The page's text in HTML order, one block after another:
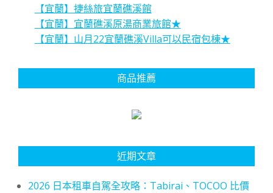
【宜蘭】捷絲旅宜蘭礁溪館
【宜蘭】宜蘭礁溪原湯商業旅館★
【宜蘭】山月22宜蘭礁溪Villa可以民宿包棟★
商品推薦
近期文章
2026 日本租車自駕全攻略：Tabirai、TOCOO 比價